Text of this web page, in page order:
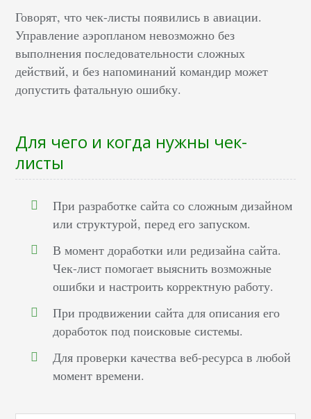
Говорят, что чек-листы появились в авиации.
Управление аэропланом невозможно без
выполнения последовательности сложных
действий, и без напоминаний командир может
допустить фатальную ошибку.
Для чего и когда нужны чек-
листы
При разработке сайта со сложным дизайном
или структурой, перед его запуском.
В момент доработки или редизайна сайта.
Чек-лист помогает выяснить возможные
ошибки и настроить корректную работу.
При продвижении сайта для описания его
доработок под поисковые системы.
Для проверки качества веб-ресурса в любой
момент времени.